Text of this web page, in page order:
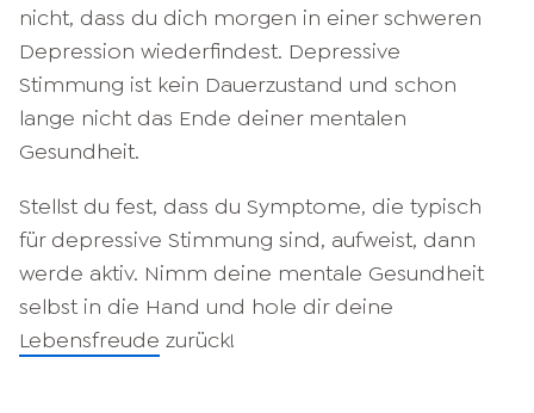
nicht, dass du dich morgen in einer schweren
Depression wiederfindest. Depressive
Stimmung ist kein Dauerzustand und schon
lange nicht das Ende deiner mentalen
Gesundheit.
Stellst du fest, dass du Symptome, die typisch
für depressive Stimmung sind, aufweist, dann
werde aktiv. Nimm deine mentale Gesundheit
selbst in die Hand und hole dir deine
Lebensfreude zurück!